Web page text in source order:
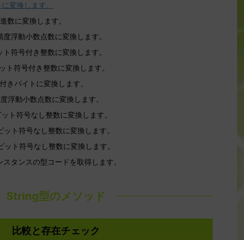
変換します。
数に変換します。
浮動小数点数に変換します。
符号付き整数に変換します。
ト符号付き整数に変換します。
きバイトに変換します。
浮動小数点数に変換します。
ト符号なし整数に変換します。
ト符号なし整数に変換します。
ト符号なし整数に変換します。
スタンスの型コードを取得します。
String型のメソッド
比較と存在チェック